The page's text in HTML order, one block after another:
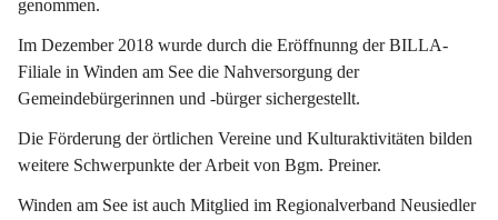
genommen.
Im Dezember 2018 wurde durch die Eröffnunng der BILLA-
Filiale in Winden am See die Nahversorgung der
Gemeindebürgerinnen und -bürger sichergestellt.
Die Förderung der örtlichen Vereine und Kulturaktivitäten bilden
weitere Schwerpunkte der Arbeit von Bgm. Preiner.
Winden am See ist auch Mitglied im Regionalverband Neusiedler